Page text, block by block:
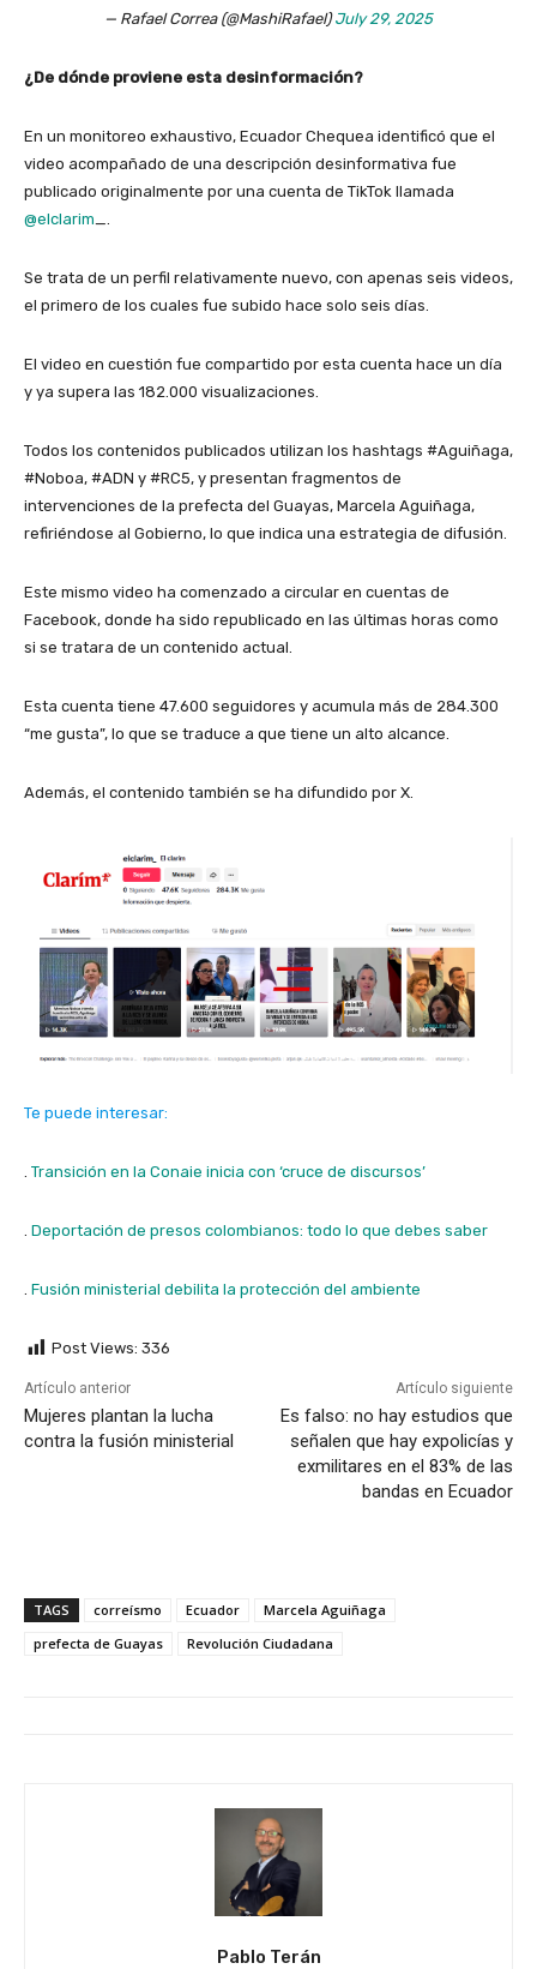
— Rafael Correa (@MashiRafael)July 29, 2025
¿De dónde proviene esta desinformación?
En un monitoreo exhaustivo, Ecuador Chequea identificó que el
video acompañado de una descripción desinformativa fue
publicado originalmente por una cuenta de TikTok llamada
@elclarim
Se trata de un perfil relativamente nuevo, con apenas seis videos,
el primero de los cuales fue subido hace solo seis días.
El video en cuestión fue compartido por esta cuenta hace un día
y ya supera las 182.000 visualizaciones.
Todos los contenidos publicados utilizan los hashtags #Aguiñaga,
#Noboa, #ADN y #RC5, y presentan fragmentos de
intervenciones de la prefecta del Guayas, Marcela Aguiñaga,
refiriéndose al Gobierno, lo que indica una estrategia de difusión.
Este mismo video ha comenzado a circular en cuentas de
Facebook, donde ha sido republicado en las últimas horas como
si se tratara de un contenido actual.
Esta cuenta tiene 47.600 seguidores y acumula más de 284.300
“me gusta”, lo que se traduce a que tiene un alto alcance.
Además, el contenido también se ha difundido por X.
Te puede interesar:
. Transición en la Conaie inicia con ‘cruce de discursos’
. Deportación de presos colombianos: todo lo que debes saber
. Fusión ministerial debilita la protección del ambiente
Post Views: 336
Artículo anterior
Mujeres plantan la lucha
contra la fusión ministerial
Artículo siguiente
Es falso: no hay estudios que
señalen que hay expolicías y
exmilitares en el 83% de las
bandas en Ecuador
TAGS correísmo Ecuador
Marcela Aguiñaga
prefecta de Guayas
Revolución Ciudadana
Pablo Terán